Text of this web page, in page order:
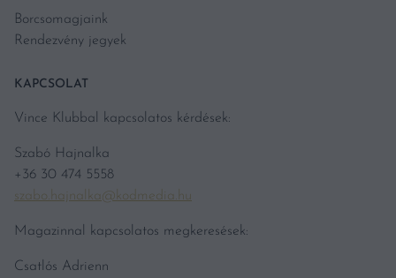
Borcsomagjaink
Rendezvény jegyek
KAPCSOLAT
Vince Klubbal kapcsolatos kérdések:
Szabó Hajnalka
+36 30 474 5558
szabo.hajnalka@kodmedia.hu
Magazinnal kapcsolatos megkeresések:
Csatlós Adrienn